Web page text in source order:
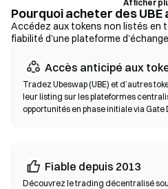
Portefeuilles crypto
Pour les utilisateurs qui privilégient
portefeuilles non custodial vous
l’interface du portefeuille.
en charge un on-ramp fiat,
carte bancaire sans passer par un
toujours votre phrase seed et
Échanges décentralisés (DEX)
Tradez en peer-to-peer sans
Pourquoi acheter des UBE
Accédez aux tokens non listés en
fiabilité d’une plateforme
Accès anticipé aux
Tradez Ubeswap (UBE) et d’autres
leur listing sur les plateformes
opportunités en phase initiale via Gate
Fiable depuis 2013
Découvrez le trading décentralisé